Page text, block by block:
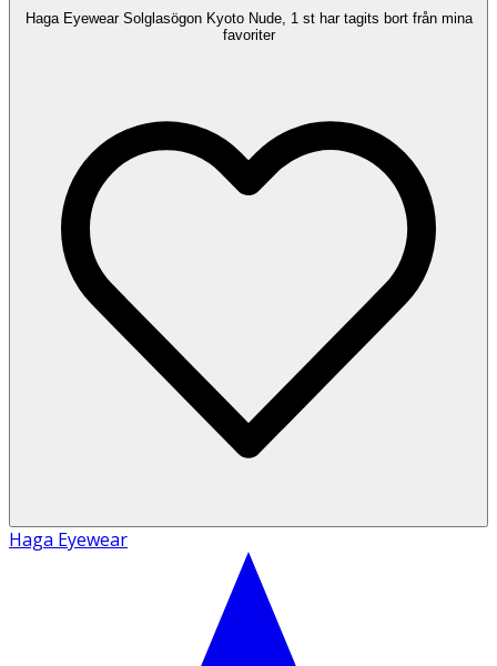
Haga Eyewear Solglasögon Kyoto Nude, 1 st har tagits bort från mina
favoriter
Haga Eyewear